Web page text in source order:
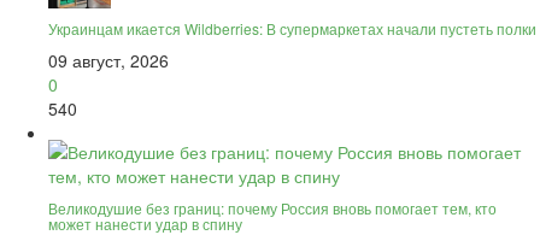
Украинцам икается Wildberries: В супермаркетах начали пустеть полки
09 август, 2026
0
540
Великодушие без границ: почему Россия вновь помогает тем, кто
может нанести удар в спину